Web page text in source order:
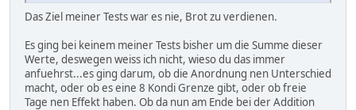
Das Ziel meiner Tests war es nie, Brot zu verdienen.
Es ging bei keinem meiner Tests bisher um die Summe dieser
Werte, deswegen weiss ich nicht, wieso du das immer
anfuehrst...es ging darum, ob die Anordnung nen Unterschied
macht, oder ob es eine 8 Kondi Grenze gibt, oder ob freie
Tage nen Effekt haben. Ob da nun am Ende bei der Addition